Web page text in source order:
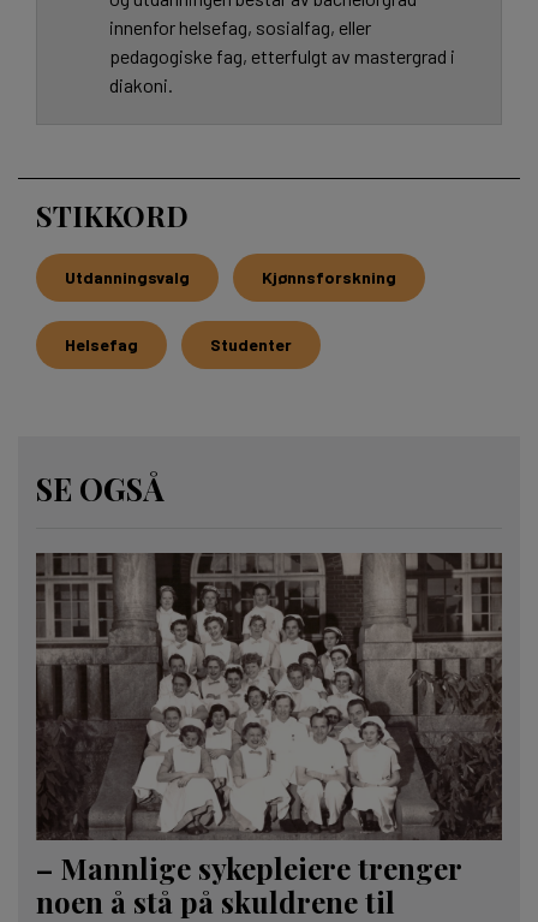
innenfor helsefag, sosialfag, eller
pedagogiske fag, etterfulgt av mastergrad i
diakoni.
STIKKORD
Utdanningsvalg Kjønnsforskning
Helsefag Studenter
SE OGSÅ
– Mannlige sykepleiere trenger
noen å stå på skuldrene til